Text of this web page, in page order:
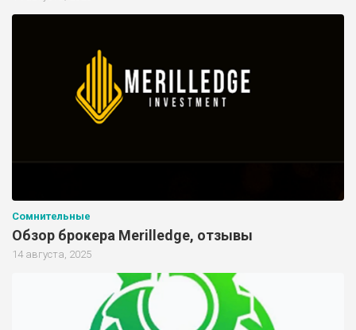
Сомнительные
Обзор брокера Merilledge, отзывы
14 августа, 2025